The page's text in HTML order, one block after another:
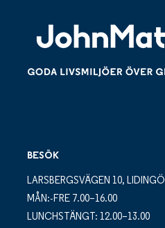
BESÖK
LARSBERGSVÄGEN 10, LIDINGÖ
MÅN:-FRE 7.00–16.00
LUNCHSTÄNGT: 12.00–13.00